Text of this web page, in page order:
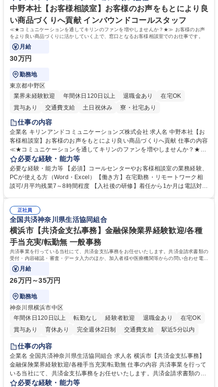
中野本社【お客様相談室】お客様のお声をもとにより良
い商品づくりへ貢献 インバウンドコールスタッフ
≪★コミュニケーションを通してキリンのファンを増やしませんか？★≫ お客様のお声
をより良い商品づくりに活かしていく上で、窓口となるお客様相談室でのお仕事です。
月給
30万円
勤務地
東京都中野区
業界未経験歓迎
年間休日120日以上 退職金あり
在宅OK
賞与あり
交通費支給 土日祝休み 寮・社宅あり
仕事の内容
企業名 キリンアンドコミュニケーションズ株式会社 求人名 中野本社【お
客様相談室】お客様のお声をもとにより良い商品づくりへ貢献 仕事の内容
≪★コミュニケーションを通してキリンのファンを増やしませんか？★≫
お客様のお声をより良い商品づくりに活かしていく上で、窓口となるお客
様相談室でのお仕事です。 日々お客様からいただくキリングループへのご
意見を、企業活動に活かしています。お客様からの声に迅速かつ誠意をも
って対応、情報提供するとともにグループ内活動に反映しています。 【具
平均100件前後■メール・手紙：同上40件前後 募集職種 中野本社【お客様
相談室】お客様のお声をもとにより良い商品づくりへ貢献
必要な経験・能力等
必要な経験・能力等 【必須】コールセンターやお客様相談室の業務経験、
PCが使える方（Word・Excel）【働き方】在宅勤務・リモートワーク相
談可/月平均残業7～8時間程度 【入社後の研修】着任から1か月は電話対応
すのでご安心ください。 【当社について】キリングループの広報機能を担
う会社として、お客様との出会いを大切にし、磨き上げたホスピタリティ
を込めてコミュニケーションをとりながら広報関連業務を行っておりま
す。 学歴・資格 学歴：大学院 大学 高専 短大 専修学校 高校 語学力： 資
格：
正社員
全国共済神奈川県生活協同組合
横浜市【共済金支払事務】金融保険業界経験歓迎/各種
手当充実/転勤無 一般事務
共済事業を行っている当社にて、共済金支払事務をお任せいたします。共済金請求書類の
受付・内容確認・審査・データ入力のほか、加入者様や医療機関等からの問い合わせ電話
対応や書類発送等を担当します。
月給
26万円～35万円
勤務地
神奈川県横浜市中区
年間休日120日以上
転勤なし 経験者歓迎 退職金あり
在宅OK
賞与あり
育休あり 完全週休2日制 交通費支給
駅近5分以内
土日祝休み
仕事の内容
企業名 全国共済神奈川県生活協同組合 求人名 横浜市【共済金支払事務】
金融保険業界経験歓迎/各種手当充実/転勤無 仕事の内容 共済事業を行って
いる当社にて、共済金支払事務をお任せいたします。共済金請求書類の受
付・内容確認・審査・データ入力のほか、加入者様や医療機関等からの問
必要な経験・能力等